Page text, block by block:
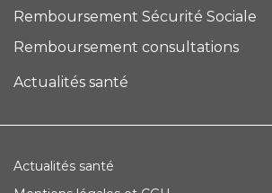
Remboursement Sécurité Sociale
Remboursement consultations
Actualités santé
Actualités santé